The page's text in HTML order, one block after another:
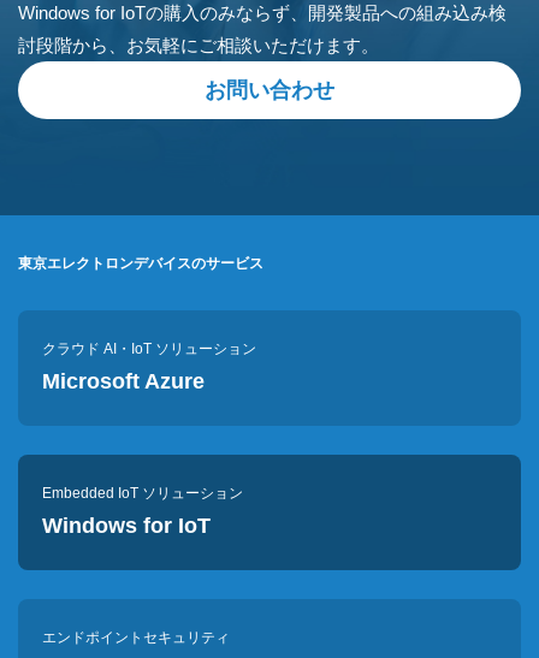
Windows for IoTの購入のみならず、開発製品への組み込み検
討段階から、 お気軽にご相談いただけます。
お問い合わせ
東京エレクトロンデバイスのサービス
クラウド AI・IoT ソリューション
Microsoft Azure
Embedded IoT ソリューション
Windows for IoT
エンドポイントセキュリティ